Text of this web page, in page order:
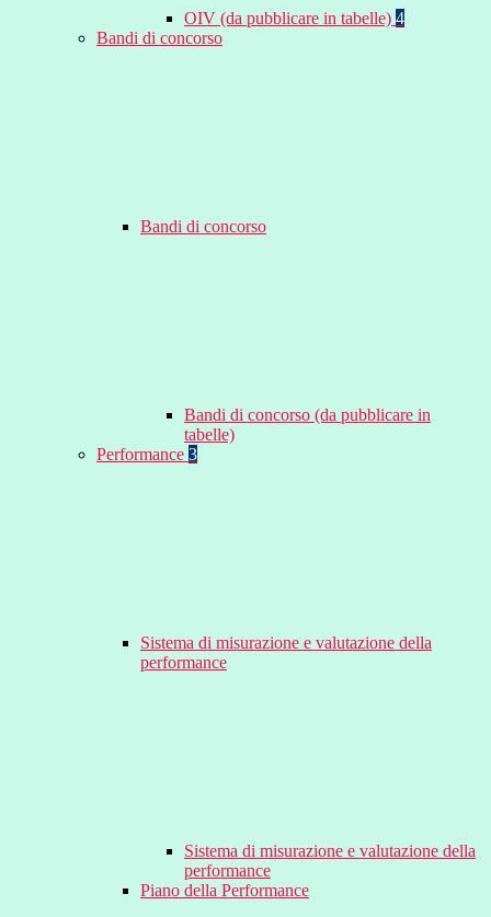
OIV (da pubblicare in tabelle) 4
Bandi di concorso
Bandi di concorso
Bandi di concorso (da pubblicare in
tabelle)
Performance 3
Sistema di misurazione e valutazione della
performance
Sistema di misurazione e valutazione della
performance
Piano della Performance